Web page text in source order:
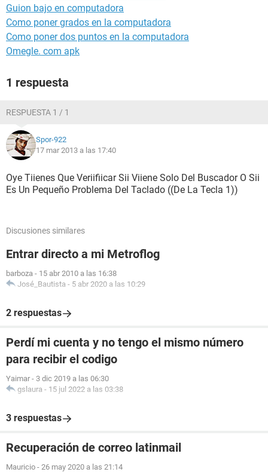
Guion bajo en computadora
Como poner grados en la computadora
Como poner dos puntos en la computadora
Omegle. com apk
1 respuesta
RESPUESTA 1 / 1
Spor-922
17 mar 2013 a las 17:40
Oye Tiienes Que Veriifiicar Sii Viiene Solo Del Buscador O Sii
Es Un Pequeño Problema Del Taclado ((De La Tecla 1))
Discusiones similares
Entrar directo a mi Metroflog
barboza - 15 abr 2010 a las 16:38
José_Bautista - 5 abr 2020 a las 10:29
2 respuestas
Perdí mi cuenta y no tengo el mismo número
para recibir el codigo
Yaimar - 3 dic 2019 a las 06:30
gslaura - 15 jul 2022 a las 03:38
3 respuestas
Recuperación de correo latinmail
Mauricio - 26 may 2020 a las 21:14